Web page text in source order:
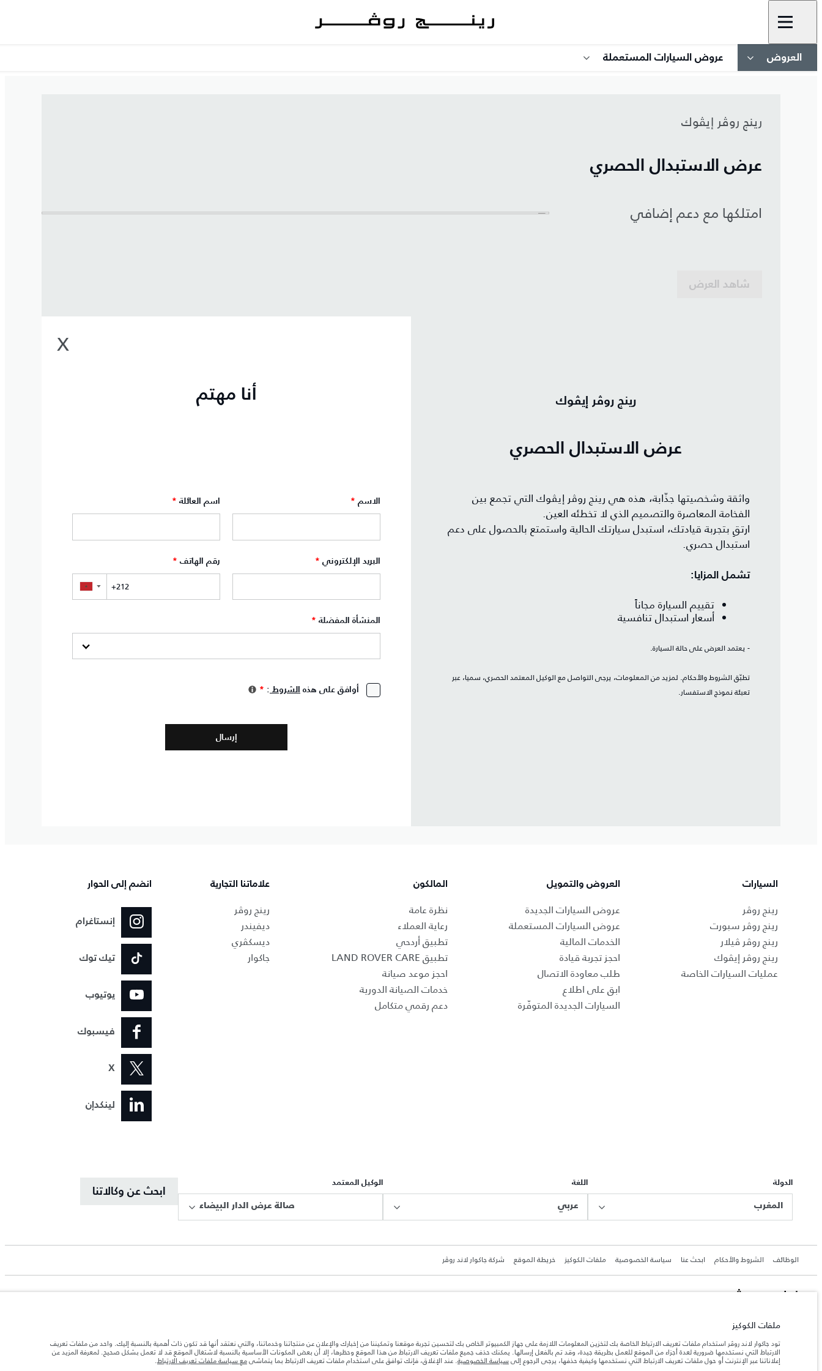
العروض عروض السيارات المستعملة
رينج روڤر إيڤوك
عرض الاستبدال الحصري
امتلكها مع دعم إضافي
شاهد العرض
X
رينج روڤر إيڤوك
عرض الاستبدال الحصري
واثقة وشخصيتها جذّابة، هذه هي رينج روڤر إيڤوك التي تجمع بين
الفخامة المعاصرة والتصميم الذي لا تخطئه العين.
ارتقِ بتجربة قيادتك، استبدل سيارتك الحالية واستمتع بالحصول على دعم
استبدال حصري.
تشمل المزايا:
تقييم السيارة مجاناً
أسعار استبدال تنافسية
- يعتمد العرض على حالة السيارة.
تطبّق الشروط والأحكام. لمزيد من المعلومات، يرجى التواصل مع الوكيل المعتمد الحصري، سميا، عبر
تعبئة نموذج الاستفسار.
أنا مهتم
الاسم * اسم العائلة *
البريد الإلكتروني * رقم الهاتف *
▼
المنشأة المفضلة *
أوافق على هذه الشروط :
*
السيارات
رينج روڤر
رينج روڤر سبورت
رينج روڤر ڤيلار
رينج روڤر إيڤوك
عمليات السيارات الخاصة
العروض والتمويل
عروض السيارات الجديدة
عروض السيارات المستعملة
الخدمات المالية
احجز تجربة قيادة
طلب معاودة الاتصال
ابق على اطلاع
السيارات الجديدة المتوفّرة
المالكون
نظرة عامة
رعاية العملاء
تطبيق أردحي
تطبيق LAND ROVER CARE
احجز موعد صيانة
خدمات الصيانة الدورية
دعم رقمي متكامل
علاماتنا التجارية
رينج روڤر
ديفيندر
ديسكڤري
جاكوار
انضم إلى الحوار
إنستاغرام
تيك توك
يوتيوب
فيسبوك
X
لينكدإن
الدولة
المغرب
اللغة
عربي
الوكيل المعتمد
صالة عرض الدار البيضاء
ابحث عن وكالاتنا
الوظائف الشروط والأحكام ابحث عنا سياسة الخصوصية ملفات الكوكيز خريطة الموقع شركة جاكوار لاند روڤر
تعكس الأوزان المذكورة مواصفات السيارة القياسية. سوف تؤثر الإكسسوارات وغيرها من العناصر المثبتة بعد نقطة التصنيع في الحمولة. تأكد من عدم تجاوز الوزن الإجمالي للسيارة والحد الأقصى لأحمال المحور عند تحميل السيارة بالإكسسوارات والركاب والسوائل والوقود والحمولة.
ملفات الكوكيز
تود جاكوار لاند روڤر استخدام ملفات تعريف الارتباط الخاصة بك لتخزين المعلومات اللازمة على جهاز الكمبيوتر الخاص بك لتحسين تجربة موقعنا وتمكيننا من إخبارك والإعلان عن منتجاتنا وخدماتنا، والتي نعتقد أنها قد تكون ذات أهمية بالنسبة إليك. واحد من ملفات تعريف
الارتباط التي نستخدمها ضرورية لعدة أجزاء من الموقع للعمل بطريقة جيدة، وقد تم بالفعل إرسالها. يمكنك حذف جميع ملفات تعريف الارتباط من هذا الموقع وحظرها، إلا أن بعض المكونات الأساسية بالنسبة لاشتغال الموقع قد لا تعمل بشكل صحيح. لمعرفة المزيد عن
إعلاناتنا عبر الإنترنت أو حول ملفات تعريف الارتباط التي نستخدمها وكيفية حذفها، يرجى الرجوع إلى سياسة الخصوصية. عند الإغلاق، فإنك توافق على استخدام ملفات تعريف الارتباط بما يتماشىمع سياسة ملفات تعريف الارتباط.